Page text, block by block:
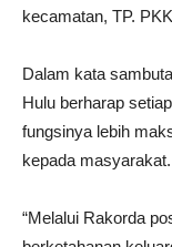
kecamatan, TP.
Dalam kata
Hulu berharap
fungsinya lebih
kepada masyarakat.
“Melalui Rakorda